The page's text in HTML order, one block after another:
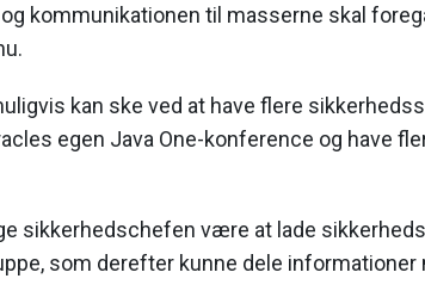
kommunikationen til masserne skal
kan ske ved at have flere
egen Java One-konference og have
sikkerhedschefen være at lade
som derefter kunne dele informationer